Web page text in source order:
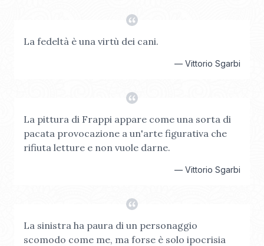
La fedeltà è una virtù dei cani.
— Vittorio Sgarbi
La pittura di Frappi appare come una sorta di
pacata provocazione a un'arte figurativa che
rifiuta letture e non vuole darne.
— Vittorio Sgarbi
La sinistra ha paura di un personaggio
scomodo come me, ma forse è solo ipocrisia